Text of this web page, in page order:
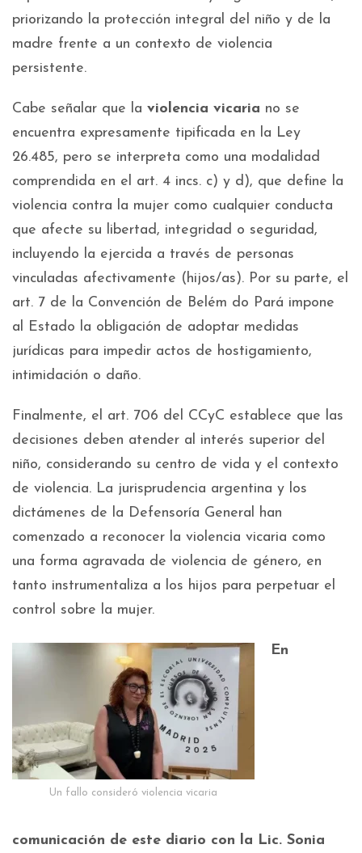
priorizando la protección integral del niño y de la
madre frente a un contexto de violencia
persistente.
Cabe señalar que la violencia vicaria no se
encuentra expresamente tipificada en la Ley
26.485, pero se interpreta como una modalidad
comprendida en el art. 4 incs. c) y d), que define la
violencia contra la mujer como cualquier conducta
que afecte su libertad, integridad o seguridad,
incluyendo la ejercida a través de personas
vinculadas afectivamente (hijos/as). Por su parte, el
art. 7 de la Convención de Belém do Pará impone
al Estado la obligación de adoptar medidas
jurídicas para impedir actos de hostigamiento,
intimidación o daño.
Finalmente, el art. 706 del CCyC establece que las
decisiones deben atender al interés superior del
niño, considerando su centro de vida y el contexto
de violencia. La jurisprudencia argentina y los
dictámenes de la Defensoría General han
comenzado a reconocer la violencia vicaria como
una forma agravada de violencia de género, en
tanto instrumentaliza a los hijos para perpetuar el
control sobre la mujer.
Un fallo consideró violencia vicaria
En
comunicación de este diario con la Lic. Sonia